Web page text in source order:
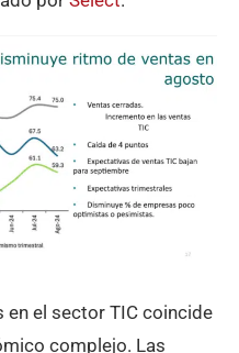
en el sector TIC coincide
complejo. Las